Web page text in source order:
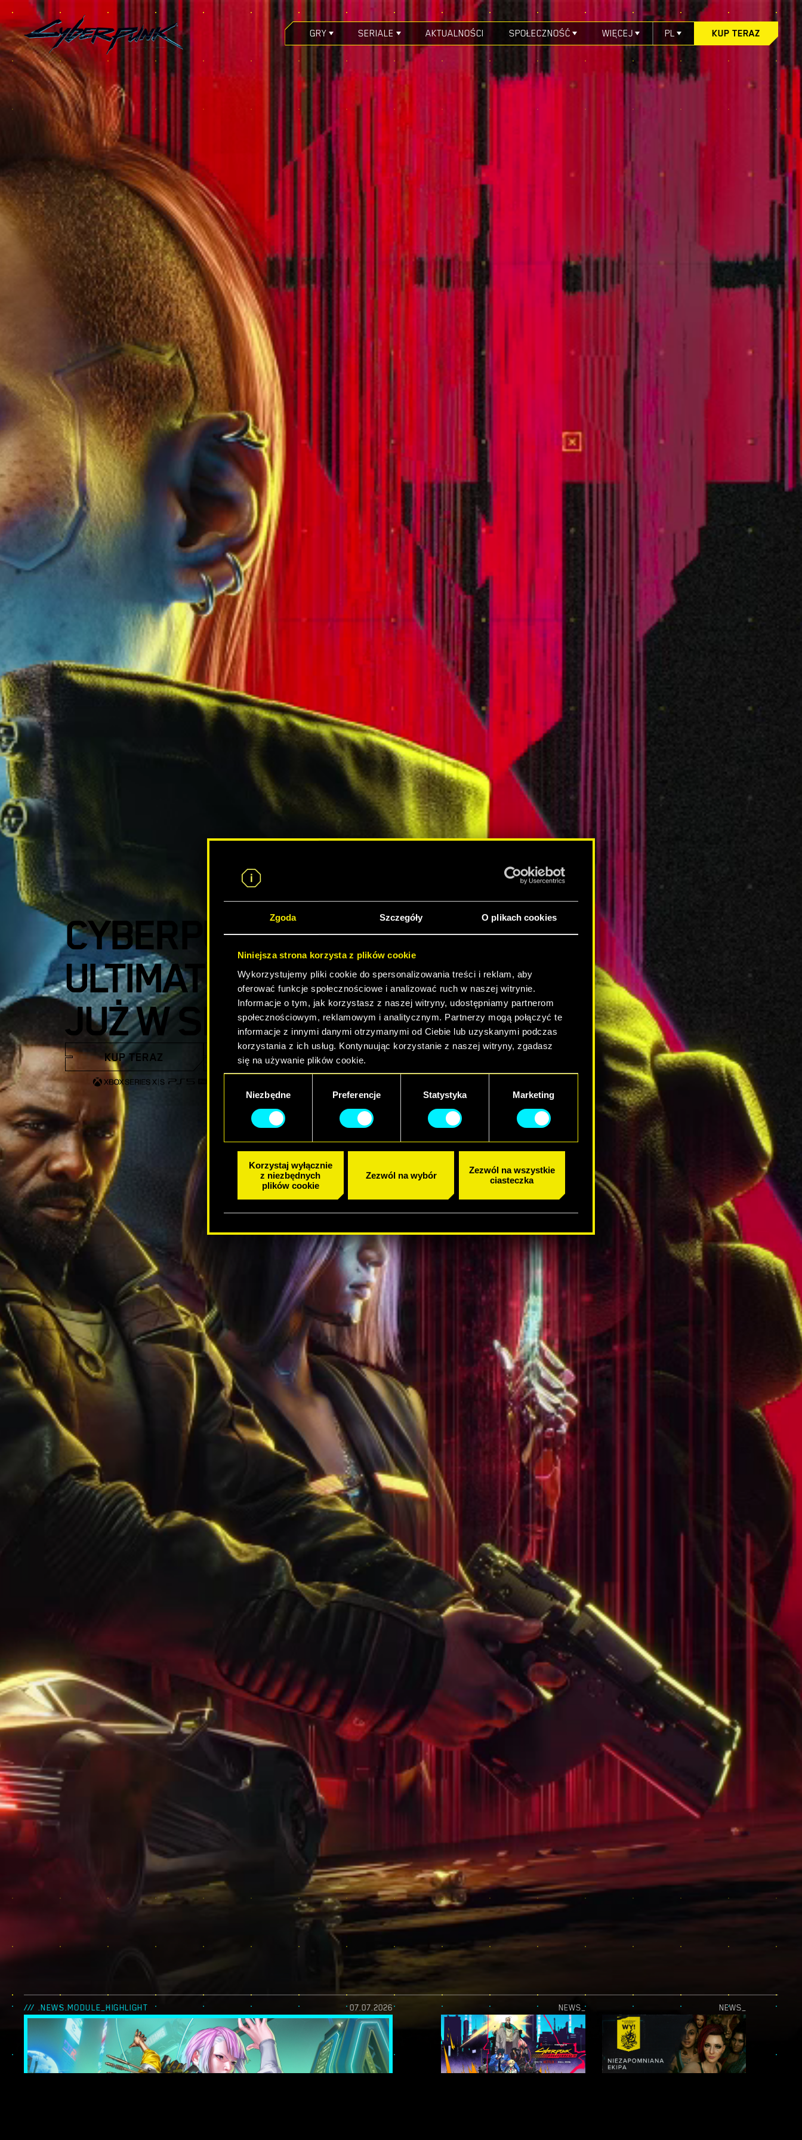
Zgoda Szczegóły O plikach cookies
Niniejsza strona korzysta z plików cookie
Wykorzystujemy pliki cookie do spersonalizowania treści i reklam, aby
oferować funkcje społecznościowe i analizować ruch w naszej witrynie.
Informacje o tym, jak korzystasz z naszej witryny, udostępniamy partnerom
społecznościowym, reklamowym i analitycznym. Partnerzy mogą połączyć te
informacje z innymi danymi otrzymanymi od Ciebie lub uzyskanymi podczas
korzystania z ich usług. Kontynuując korzystanie z naszej witryny, zgadasz
się na używanie plików cookie.
zgodyNiezbędne Preferencje Statystyka Marketing
Korzystaj wyłącznie
z niezbędnych
plików cookie
Zezwól na wybór
Zezwól na wszystkie
ciasteczka
GRY SERIALE AKTUALNOŚCI SPOŁECZNOŚĆ WIĘCEJ PL KUP TERAZ
CYBERPUNK 2077:
ULTIMATE EDITION
JUŻ W SPRZEDAŻY!
KUP TERAZ OBEJRZYJ ZWIASTUN
/// .NEWS.MODULE_HIGHLIGHT 07.07.2026 NEWS_ NEWS_